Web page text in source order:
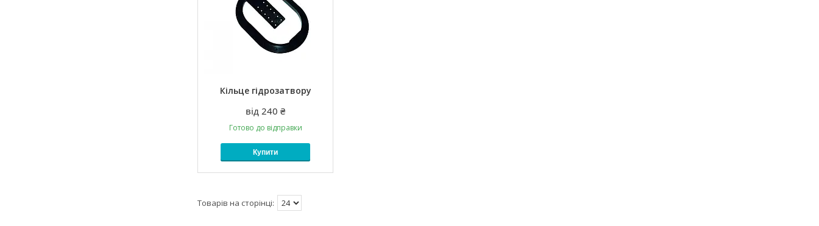
Кільце гідрозатвору
від 240 ₴
Готово до відправки
Купити